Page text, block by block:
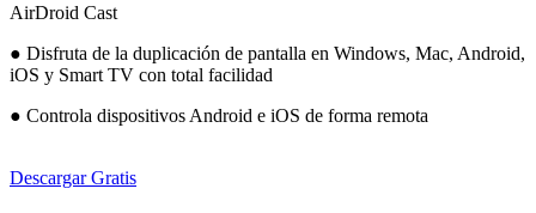
AirDroid Cast
● Disfruta de la duplicación de pantalla en Windows, Mac, Android,
iOS y Smart TV con total facilidad
● Controla dispositivos Android e iOS de forma remota
Descargar Gratis